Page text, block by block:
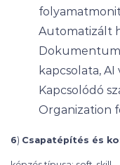
Automatizált
kapcsolata,
Kapcsolódó
Organization
6) Csapatépítés és